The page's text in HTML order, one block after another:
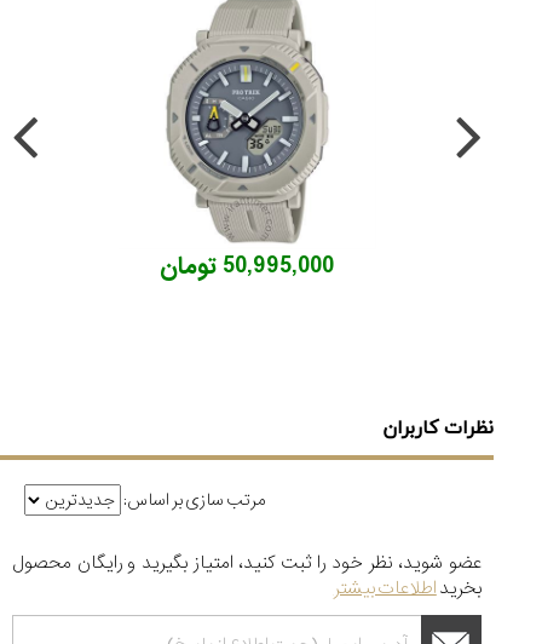
50,995,000 تومان
نظرات کاربران
مرتب سازی بر اساس:
عضو شوید، نظر خود را ثبت کنید، امتیاز بگیرید و رایگان محصول
بخریداطلاعات بیشتر